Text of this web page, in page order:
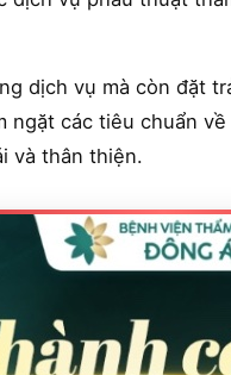
dịch vụ mà còn đặt
các tiêu chuẩn
và thân thiện.